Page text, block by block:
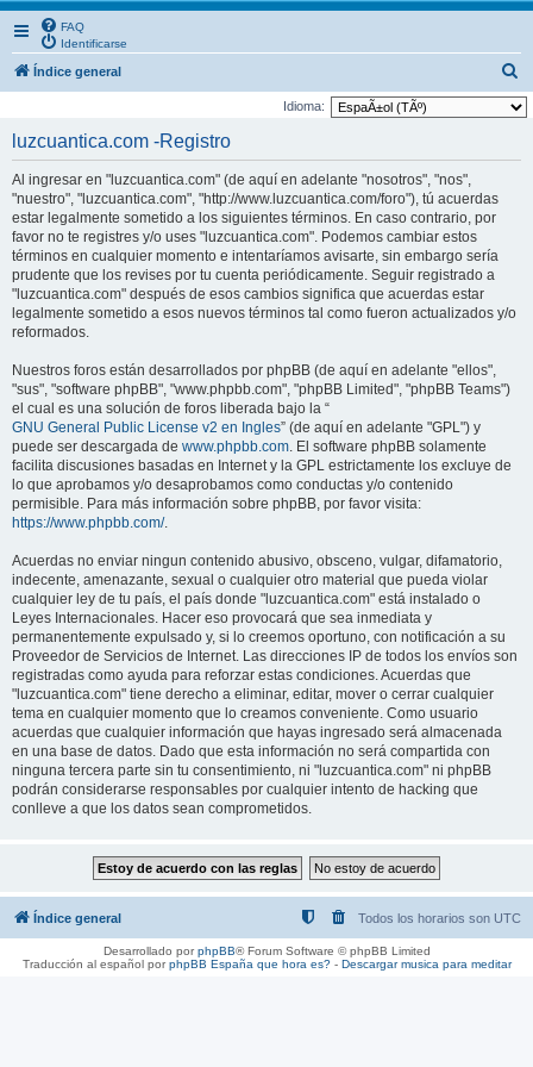
FAQ
Identificarse
Índice general
u
Idioma:
luzcuantica.com -Registro
Al ingresar en "luzcuantica.com" (de aquí en adelante "nosotros", "nos",
"nuestro", "luzcuantica.com", "http://www.luzcuantica.com/foro"), tú acuerdas
estar legalmente sometido a los siguientes términos. En caso contrario, por
favor no te registres y/o uses "luzcuantica.com". Podemos cambiar estos
términos en cualquier momento e intentaríamos avisarte, sin embargo sería
prudente que los revises por tu cuenta periódicamente. Seguir registrado a
"luzcuantica.com" después de esos cambios significa que acuerdas estar
legalmente sometido a esos nuevos términos tal como fueron actualizados y/o
reformados.
Nuestros foros están desarrollados por phpBB (de aquí en adelante "ellos",
"sus", "software phpBB", "www.phpbb.com", "phpBB Limited", "phpBB Teams")
el cual es una solución de foros liberada bajo la “
GNU General Public License v2 en Ingles” (de aquí en adelante "GPL") y
puede ser descargada de www.phpbb.com. El software phpBB solamente
facilita discusiones basadas en Internet y la GPL estrictamente los excluye de
lo que aprobamos y/o desaprobamos como conductas y/o contenido
permisible. Para más información sobre phpBB, por favor visita:
https://www.phpbb.com/.
Acuerdas no enviar ningun contenido abusivo, obsceno, vulgar, difamatorio,
indecente, amenazante, sexual o cualquier otro material que pueda violar
cualquier ley de tu país, el país donde "luzcuantica.com" está instalado o
Leyes Internacionales. Hacer eso provocará que sea inmediata y
permanentemente expulsado y, si lo creemos oportuno, con notificación a su
Proveedor de Servicios de Internet. Las direcciones IP de todos los envíos son
registradas como ayuda para reforzar estas condiciones. Acuerdas que
"luzcuantica.com" tiene derecho a eliminar, editar, mover o cerrar cualquier
tema en cualquier momento que lo creamos conveniente. Como usuario
acuerdas que cualquier información que hayas ingresado será almacenada
en una base de datos. Dado que esta información no será compartida con
ninguna tercera parte sin tu consentimiento, ni "luzcuantica.com" ni phpBB
podrán considerarse responsables por cualquier intento de hacking que
conlleve a que los datos sean comprometidos.
Índice general Todos los horarios son UTC
Desarrollado porphpBB® Forum Software © phpBB Limited
Traducción al español porphpBB España que hora es?- Descargar musica para meditar